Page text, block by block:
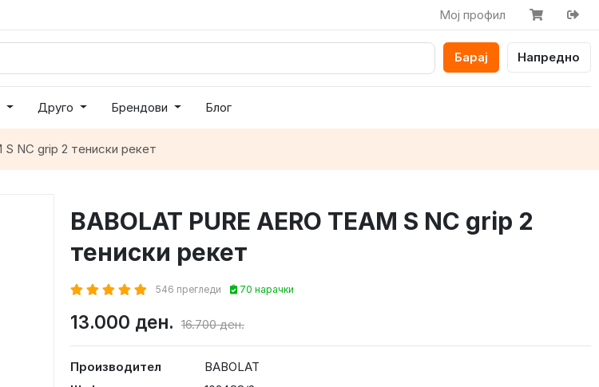
Мој профил
Барај Напредно
Друго Брендови Блог
S NC grip 2 тениски рекет
BABOLAT PURE AERO TEAM S NC grip 2
тениски рекет
546 прегледи 70 нарачки
13.000 ден. 16.700 ден.
Производител
BABOLAT